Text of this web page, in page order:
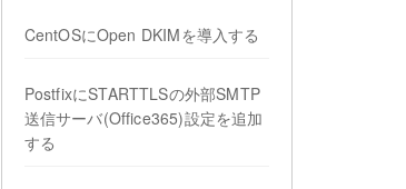
CentOSにOpen DKIMを導入する
PostfixにSTARTTLSの外部SMTP
送信サーバ(Office365)設定を追加
する